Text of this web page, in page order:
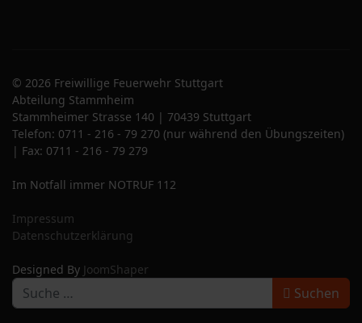
© 2026 Freiwillige Feuerwehr Stuttgart
Abteilung Stammheim
Stammheimer Strasse 140 | 70439 Stuttgart
Telefon: 0711 - 216 - 79 270 (nur während den Übungszeiten)
| Fax: 0711 - 216 - 79 279
Im Notfall immer NOTRUF 112
Impressum
Datenschutzerklärung
Designed By JoomShaper
Suchen